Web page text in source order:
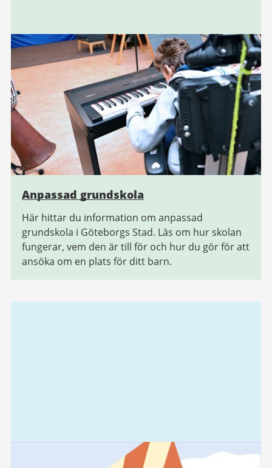
Anpassad grundskola
Här hittar du information om anpassad
grundskola i Göteborgs Stad. Läs om hur skolan
fungerar, vem den är till för och hur du gör för att
ansöka om en plats för ditt barn.